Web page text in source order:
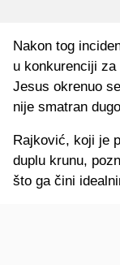
Nakon tog
u konkurenciji
Jesus okrenuo
nije smatran
Rajković, koji je
duplu krunu,
što ga čini